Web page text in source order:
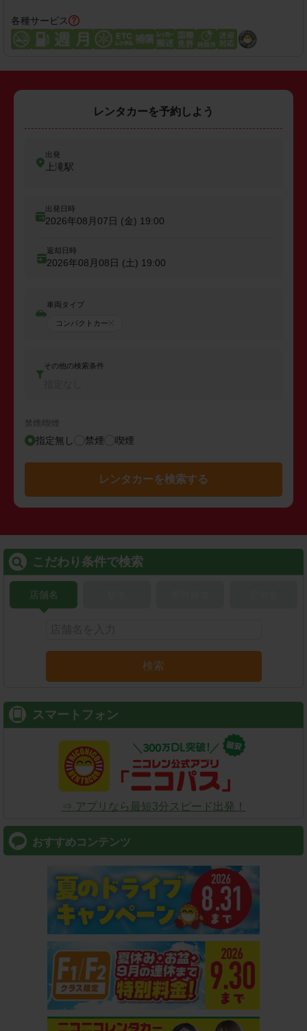
各種サービス
レンタカーを予約しよう
出発
上滝駅
出発日時
2026年08月07日 (金) 19:00
返却日時
2026年08月08日 (土) 19:00
車両タイプ
コンパクトカー
その他の検索条件
禁煙/喫煙
指定無し 禁煙 喫煙
レンタカーを検索する
こだわり条件で検索
店舗名
検索
スマートフォン
⇒ アプリなら最短3分スピード出発！
おすすめコンテンツ